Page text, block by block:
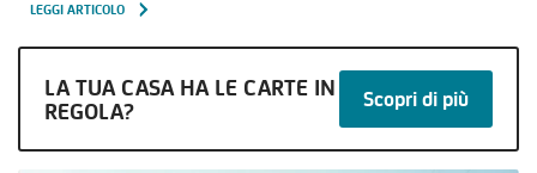
LEGGI ARTICOLO
LA TUA CASA HA LE CARTE IN
REGOLA?
Scopri di più